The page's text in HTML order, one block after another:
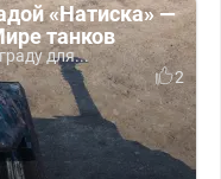
«Натиска» —
танков
для...
2